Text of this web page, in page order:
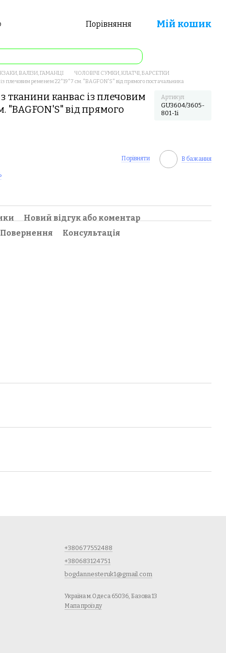
Порівняння Мій кошик
ВАЛІЗИ, ГАМАНЦІ
ЧОЛОВІЧІ СУМКИ, КЛАТЧІ, БАРСЕТКИ
плечовим ременем 22*19*7 см. "BAGFON'S" від прямого постачальника
тканини канвас із плечовим
"BAGFON'S" від прямого
Артикул
GU3604/3605-
801-1i
Порівняти В бажання
Новий відгук або коментар
Повернення Консультація
+380677552488
+380683124751
bogdannesteruk1@gmail.com
Україна м.Одеса 65036, Базова 13
Мапа проїзду